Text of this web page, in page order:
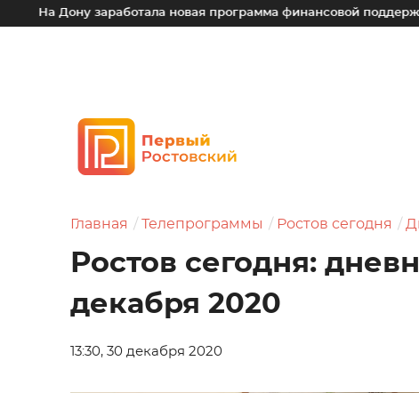
заработала новая программа финансовой поддержки для
Главная Телепрограммы Ростов сегодня
Ростов сегодня:
декабря 2020
13:30, 30 декабря 2020